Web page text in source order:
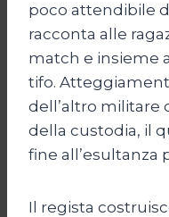
poco attendibile
racconta alle
match e insieme
tifo.
dell’altro militare
della custodia, il
fine all’esultanza
Il regista